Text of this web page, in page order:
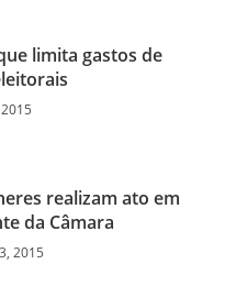
limita gastos de
realizam ato em
da Câmara
2015